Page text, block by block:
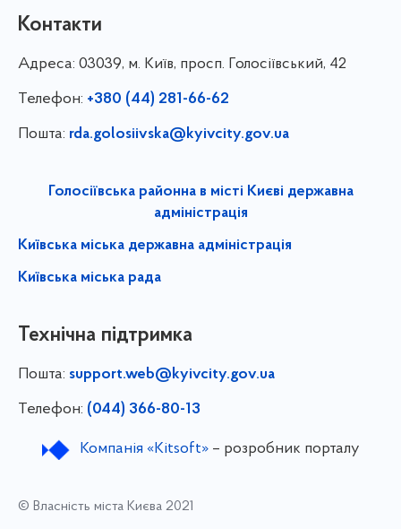
Контакти
Адреса: 03039, м. Київ, просп. Голосіївський, 42
Телефон: +380 (44) 281-66-62
Пошта: rda.golosiivska@kyivcity.gov.ua
Голосіївська районна в місті Києві державна
адміністрація
Київська міська державна адміністрація
Київська міська рада
Технічна підтримка
Пошта: support.web@kyivcity.gov.ua
Телефон: (044) 366-80-13
Компанія «Kitsoft»– розробник порталу
© Власність міста Києва 2021